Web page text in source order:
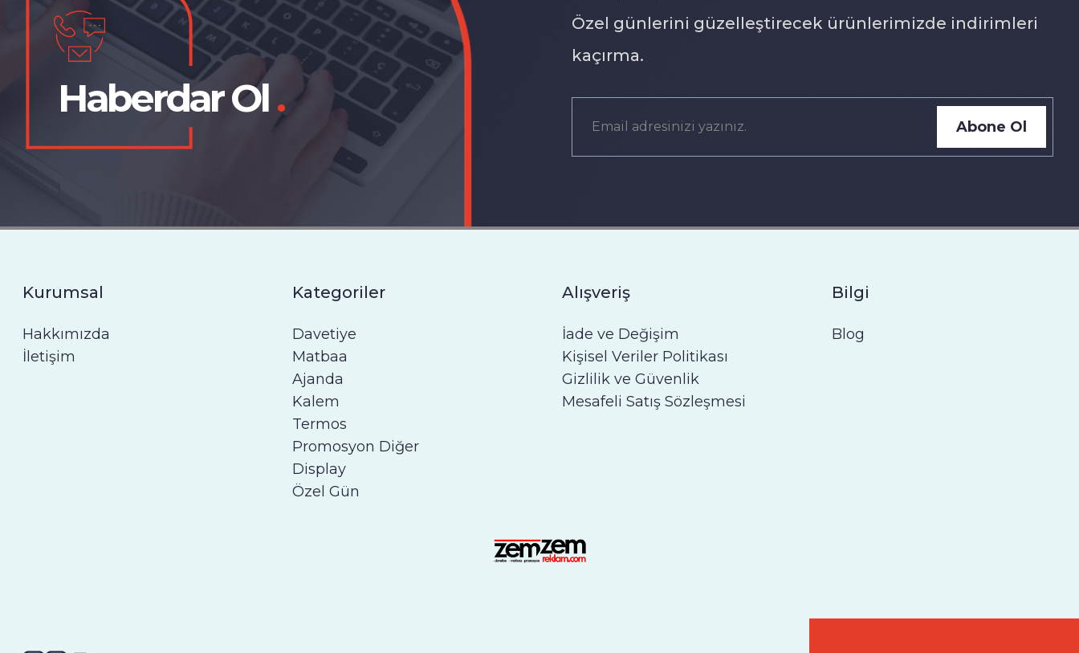
Haberdar Ol.
Özel günlerini güzelleştirecek ürünlerimizde indirimleri
kaçırma.
Abone Ol
Kurumsal
Hakkımızda
İletişim
Kategoriler
Davetiye
Matbaa
Ajanda
Kalem
Termos
Promosyon Diğer
Display
Özel Gün
Alışveriş
İade ve Değişim
Kişisel Veriler Politikası
Gizlilik ve Güvenlik
Mesafeli Satış Sözleşmesi
Bilgi
Blog